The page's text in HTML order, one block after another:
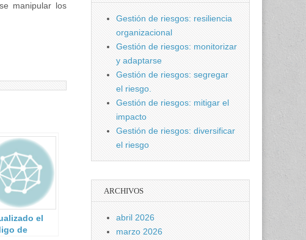
manipular los
el
de
Gestión de riesgos: resiliencia
organizacional
Gestión de riesgos: monitorizar
y adaptarse
Gestión de riesgos: segregar
el riesgo.
Gestión de riesgos: mitigar el
impacto
Gestión de riesgos: diversificar
el riesgo
ARCHIVOS
abril 2026
marzo 2026